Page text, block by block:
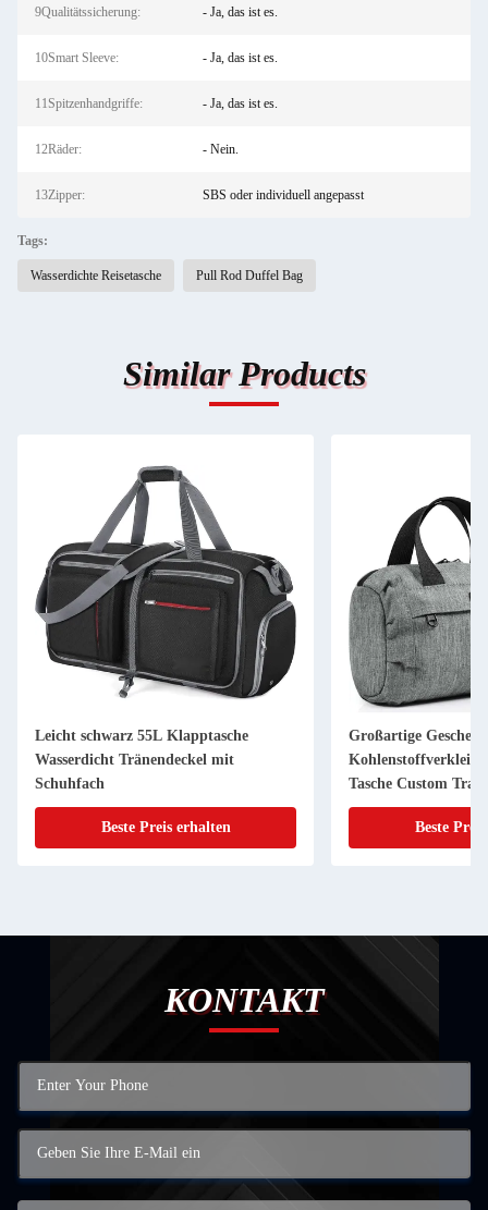
9Qualitätssicherung: - Ja, das ist es.
10Smart Sleeve: - Ja, das ist es.
11Spitzenhandgriffe: - Ja, das ist es.
12Räder: - Nein.
13Zipper: SBS oder individuell angepasst
Tags:
Wasserdichte Reisetasche Pull Rod Duffel Bag
Similar Products
Leicht schwarz 55L Klapptasche
Wasserdicht Tränendeckel mit
Schuhfach
Beste Preis erhalten
Großartige
Tasche Custom
mit
Beste
KONTAKT